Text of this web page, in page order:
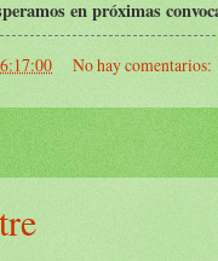
en próximas
No hay comentarios: